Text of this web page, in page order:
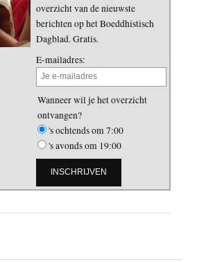
overzicht van de nieuwste
berichten op het Boeddhistisch
Dagblad. Gratis.
E-mailadres:
Wanneer wil je het overzicht
ontvangen?
's ochtends om 7:00
's avonds om 19:00